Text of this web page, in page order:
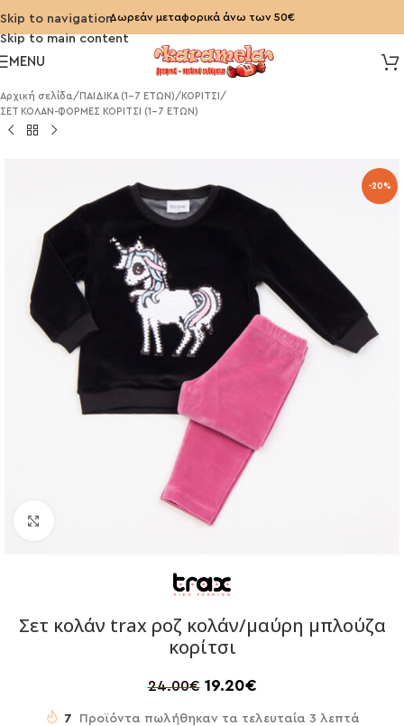
Skip to navigation
Skip to main content
Δωρεάν μεταφορικά άνω των 50€
MENU
Αρχική σελίδα/ ΠΑΙΔΙΚΑ (1-7 ΕΤΩΝ)/ ΚΟΡΙΤΣΙ /
ΣΕΤ ΚΟΛΑΝ-ΦΟΡΜΕΣ ΚΟΡΙΤΣΙ (1-7 ΕΤΩΝ)
-20%
Σετ κολάν trax ροζ κολάν/μαύρη μπλούζα
κορίτσι
24.00€ 19.20€
7 Προϊόντα πωλήθηκαν τα τελευταία 3 λεπτά